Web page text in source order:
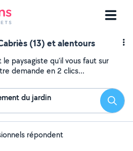
(13) et alentours
paysagiste qu'il vous faut sur
demande en 2 clics...
du jardin
répondent